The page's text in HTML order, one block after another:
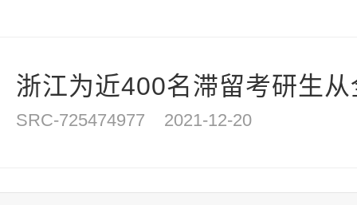
浙江为近400名滞留考研生
SRC-725474977 2021-12-20